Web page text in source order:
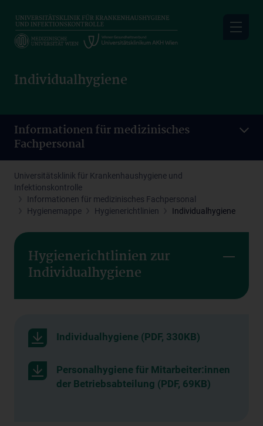
main
content
Individualhygiene
Informationen für medizinisches
Fachpersonal
Universitätsklinik für Krankenhaushygiene und
Infektionskontrolle
Informationen für medizinisches Fachpersonal
Hygienemappe
Hygienerichtlinien Individualhygiene
Hygienerichtlinien zur
Individualhygiene
Individualhygiene (PDF, 330KB)
Personalhygiene für Mitarbeiter:innen
der Betriebsabteilung (PDF, 69KB)